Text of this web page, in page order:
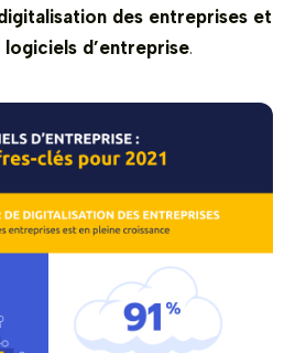
des entreprises et
d’entreprise.